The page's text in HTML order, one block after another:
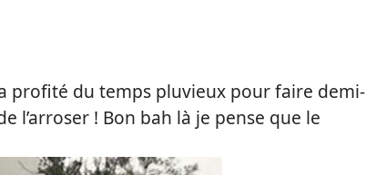
profité du temps pluvieux pour faire demi-
! Bon bah là je pense que le